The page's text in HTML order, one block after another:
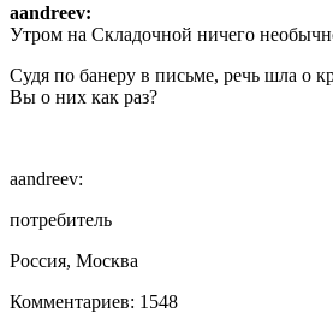
aandreev:
Утром на Складочной ничего
Судя по банеру в письме, речь шла о
Вы о них как раз?
aandreev:
потребитель
Россия, Москва
Комментариев: 1548